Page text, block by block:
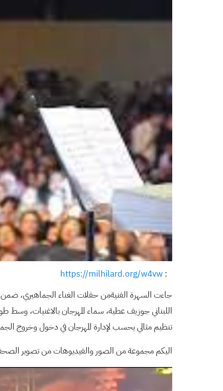
:
https://milhilard.org/w4vw
جاءت السهرة الفنيةمن حفلات الغناء الجماهيري،
اللبناني جوزيف عطية، سماء المهرجان بالاغنيات،
تنظيم مثالي يحسب لإدارة المهرجان في دخول وخروج
اليكم مجموعة من الصور والفيديوهات من تصوير